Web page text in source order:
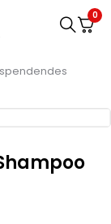
0